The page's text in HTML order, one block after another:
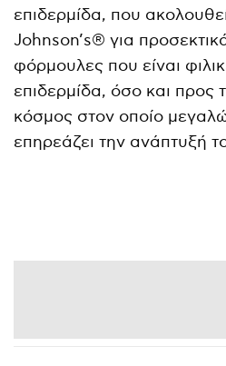
επιδερμίδα, που
Johnson’s® για
φόρμουλες που είναι
επιδερμίδα, όσο και προς
κόσμος στον οποίο
επηρεάζει την ανάπτυξή